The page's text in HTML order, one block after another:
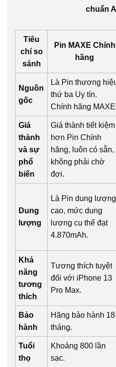
chuẩn
Tiêu
chí so
sánh
Pin MAXE Chính
hãng
Nguồn
gốc
Là Pin thương
thứ ba Uy tín.
Chính hãng
Giá
thành
và sự
phổ
biến
Giá thành tiết kiệm
hơn Pin Chính
hãng, luôn có sẵn,
không phải chờ
đợi.
Dung
lượng
Là Pin dung lượng
cao, mức dung
lượng cụ thể đạt
4.870mAh.
Khả
năng
tương
thích
Tương thích tuyệt
đối với iPhone 13
Pro Max.
Bảo
hành
Hãng bảo hành 18
tháng.
Tuổi
thọ
Khoảng 800 lần
sạc.